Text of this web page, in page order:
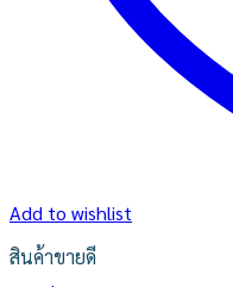
Add to wishlist
สินค้าขายดี